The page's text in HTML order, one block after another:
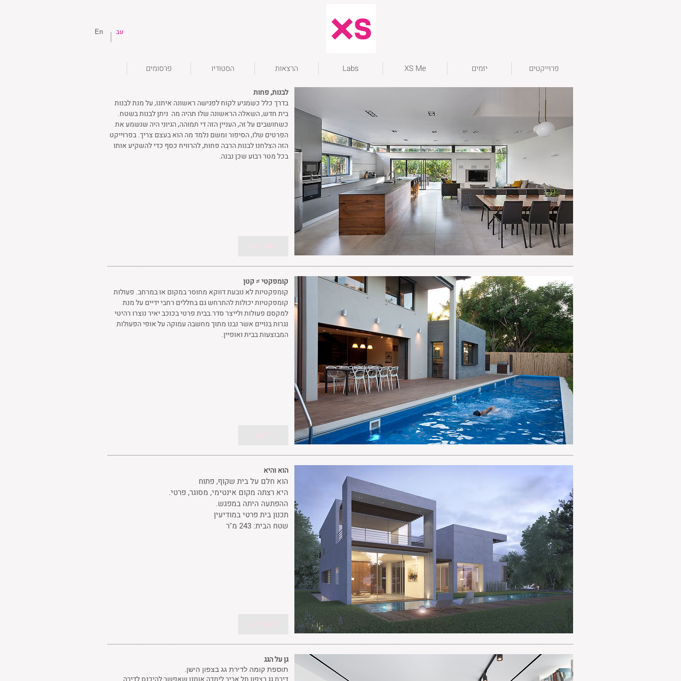
En עב
פרוייקטים יזמים XS Me
Labs הרצאות הסטודיו פרסומים
לבנות, פחות
בדרך כלל כשמגיע לקוח לפגישה ראשונה איתנו, על מנת לבנות
בית חדש, השאלה הראשונה שלו תהיה מה ניתן לבנות בשטח.
כשחושבים על זה, העניין הזה די תמוהה, הגיוני היה שנשמע את
הפרטים שלו, הסיפור ומשם נלמד מה הוא בעצם צריך. בפרוייקט
הזה הצלחנו לבנות הרבה פחות, להרוויח כסף כדי להשקיע אותו
בכל מטר רבוע שכן נבנה.
המשך יבוא
קומפקטי ≠ קטן
קומפקטיות לא נובעת דווקא מחוסר במקום או במרחב. פעולות
קומפקטיות יכולות להתרחש גם בחללים רחבי ידיים על מנת
למקסם פעולות ולייצר סדר.בבית פרטי בכוכב יאיר נוצרו רהיטי
נגרות בנויים אשר נבנו מתוך מחשבה עמוקה על אופי הפעולות
המבוצעות בבית ואופיין.
להמשך
הוא והיא
הוא חלם על בית שקוף, פתוח
היא רצתה מקום אינטימי, מסוגר, פרטי.
ההפתעה היתה במפגש.
​תכנון בית פרטי במודיעין
שטח הבית: 243 מ"ר
המשך יבוא
גן על הגג
תוספת קומה לדירת גג בצפון הישן.